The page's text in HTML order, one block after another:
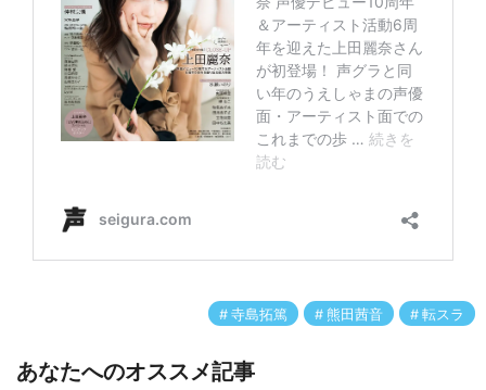
寺島拓篤 熊田茜音 転スラ
あなたへのオススメ記事